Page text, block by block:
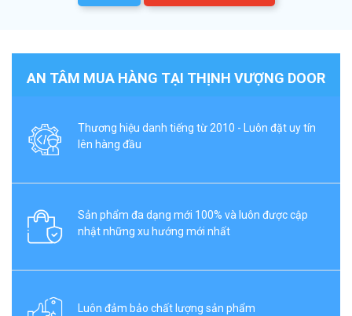
AN TÂM MUA HÀNG TẠI THỊNH VƯỢNG DOOR
Thương hiệu danh tiếng từ 2010 - Luôn đặt uy tín
lên hàng đầu
Sản phẩm đa dạng mới 100% và luôn được cập
nhật những xu hướng mới nhất
Luôn đảm bảo chất lượng sản phẩm